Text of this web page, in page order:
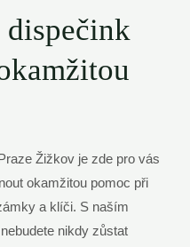
dispečink⁢
‍Žižkov je zde pro ‍vás
okamžitou pomoc při
​a klíči. S‌ naším
nikdy⁤ zůstat